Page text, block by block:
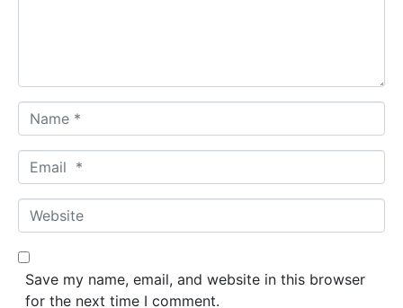
a
m
*
m
a
*
W
e
b
Save my name, email, and website in this browser
for the next time I comment.